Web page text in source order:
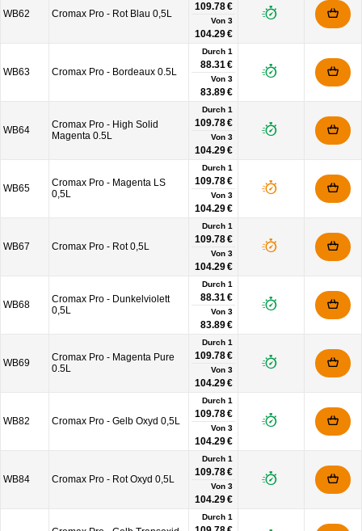
WB62 Cromax Pro - Rot Blau 0,5L
109.78 €
Von 3
104.29 €
WB63 Cromax Pro - Bordeaux 0.5L
Durch 1
88.31 €
Von 3
83.89 €
WB64
Cromax Pro - High Solid
Magenta 0.5L
Durch 1
109.78 €
Von 3
104.29 €
WB65
Cromax Pro - Magenta LS
0,5L
Durch 1
109.78 €
Von 3
104.29 €
WB67 Cromax Pro - Rot 0,5L
Durch 1
109.78 €
Von 3
104.29 €
WB68
Cromax Pro - Dunkelviolett
0,5L
Durch 1
88.31 €
Von 3
83.89 €
WB69
Cromax Pro - Magenta Pure
0.5L
Durch 1
109.78 €
Von 3
104.29 €
WB82 Cromax Pro - Gelb Oxyd 0,5L
Durch 1
109.78 €
Von 3
104.29 €
WB84 Cromax Pro - Rot Oxyd 0,5L
Durch 1
109.78 €
Von 3
104.29 €
Durch 1